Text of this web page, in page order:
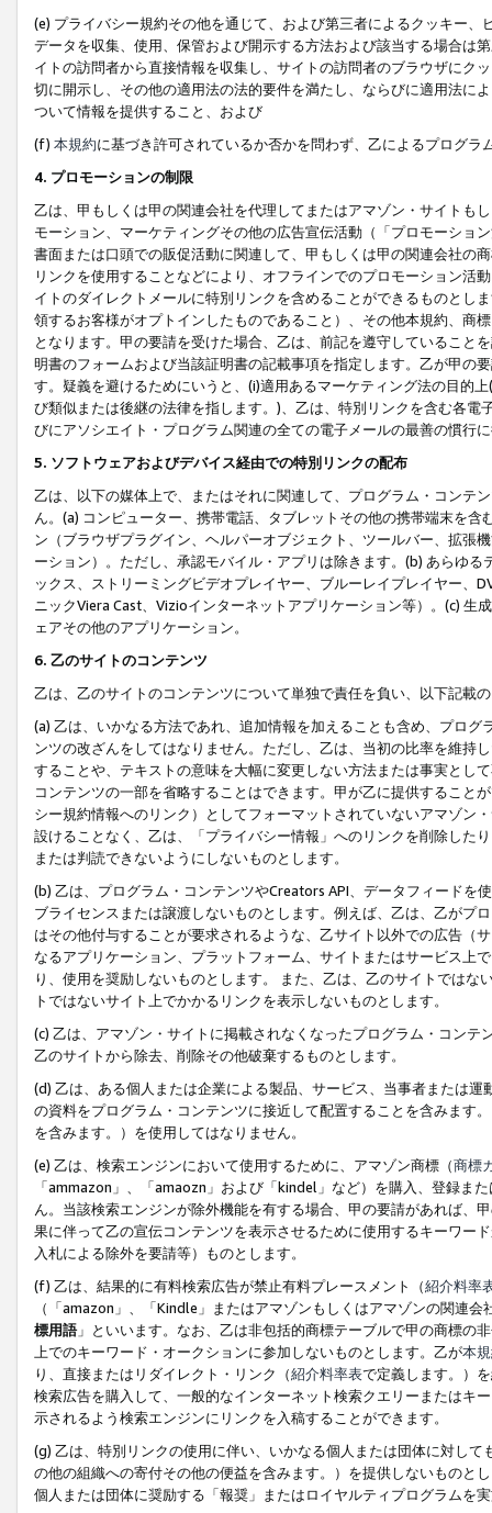
(e) プライバシー規約その他を通じて、および第三者によるクッキー
データを収集、使用、保管および開示する方法および該当する場合は
イトの訪問者から直接情報を収集し、サイトの訪問者のブラウザにク
切に開示し、その他の適用法の法的要件を満たし、ならびに適用法に
ついて情報を提供すること、および
(f) 本規約に基づき許可されているか否かを問わず、乙によるプログ
4. プロモーションの制限
乙は、甲もしくは甲の関連会社を代理してまたはアマゾン・サイトも
モーション、マーケティングその他の広告宣伝活動（「プロモーショ
書面または口頭での販促活動に関連して、甲もしくは甲の関連会社の
リンクを使用することなどにより、オフラインでのプロモーション活
イトのダイレクトメールに特別リンクを含めることができるものとし
領するお客様がオプトインしたものであること）、その他本規約、商
となります。甲の要請を受けた場合、乙は、前記を遵守していること
明書のフォームおよび当該証明書の記載事項を指定します。乙が甲の
す。疑義を避けるためにいうと、(i)適用あるマーケティング法の目的
び類似または後継の法律を指します。)、乙は、特別リンクを含む各
びにアソシエイト・プログラム関連の全ての電子メールの最善の慣行
5. ソフトウェアおよびデバイス経由での特別リンクの配布
乙は、以下の媒体上で、またはそれに関連して、プログラム・コンテ
ん。(a) コンピューター、携帯電話、タブレットその他の携帯端末を
ン（ブラウザプラグイン、ヘルパーオブジェクト、ツールバー、拡張
ーション）。ただし、承認モバイル・アプリは除きます。(b) あらゆ
ックス、ストリーミングビデオプレイヤー、ブルーレイプレイヤー、
ニックViera Cast、Vizioインターネットアプリケーション等）。(c)
ェアその他のアプリケーション。
6. 乙のサイトのコンテンツ
乙は、乙のサイトのコンテンツについて単独で責任を負い、以下記載
(a) 乙は、いかなる方法であれ、追加情報を加えることも含め、プロ
ンツの改ざんをしてはなりません。ただし、乙は、当初の比率を維持
することや、テキストの意味を大幅に変更しない方法または事実とし
コンテンツの一部を省略することはできます。甲が乙に提供すること
シー規約情報へのリンク）としてフォーマットされていないアマゾン
設けることなく、乙は、「プライバシー情報」へのリンクを削除した
または判読できないようにしないものとします。
(b) 乙は、プログラム・コンテンツやCreators API、データフィード
ブライセンスまたは譲渡しないものとします。例えば、乙は、乙がプ
はその他付与することが要求されるような、乙サイト以外での広告（
なるアプリケーション、プラットフォーム、サイトまたはサービス上
り、使用を奨励しないものとします。 また、乙は、乙のサイトでは
トではないサイト上でかかるリンクを表示しないものとします。
(c) 乙は、アマゾン・サイトに掲載されなくなったプログラム・コン
乙のサイトから除去、削除その他破棄するものとします。
(d) 乙は、ある個人または企業による製品、サービス、当事者または
の資料をプログラム・コンテンツに接近して配置することを含みます
を含みます。）を使用してはなりません。
(e) 乙は、検索エンジンにおいて使用するために、アマゾン商標（商標
「ammazon」、「amaozn」および「kindel」など）を購入、登録ま
ん。当該検索エンジンが除外機能を有する場合、甲の要請があれば、
果に伴って乙の宣伝コンテンツを表示させるために使用するキーワー
入札による除外を要請等）ものとします。
(f) 乙は、結果的に有料検索広告が禁止有料プレースメント（紹介料率
（「amazon」、「Kindle」またはアマゾンもしくはアマゾンの関連
標用語」といいます。なお、乙は非包括的商標テーブルで甲の商標の
上でのキーワード・オークションに参加しないものとします。乙が本
り、直接またはリダイレクト・リンク（紹介料率表で定義します。）
検索広告を購入して、一般的なインターネット検索クエリーまたはキ
示されるよう検索エンジンにリンクを入稿することができます。
(g) 乙は、特別リンクの使用に伴い、いかなる個人または団体に対し
の他の組織への寄付その他の便益を含みます。）を提供しないものと
個人または団体に奨励する「報奨」またはロイヤルティプログラムを